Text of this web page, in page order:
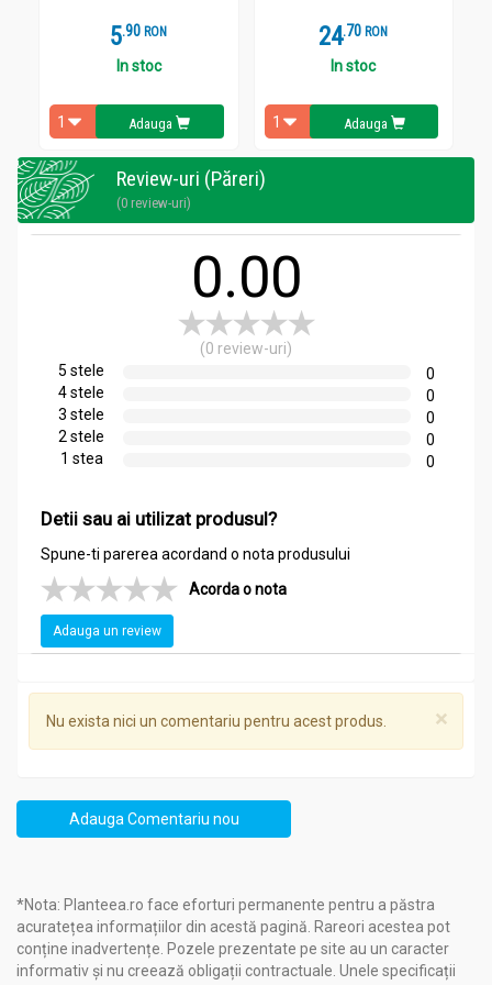
5.9 RON
In stoc
Adauga
24.7 RON
In stoc
Adauga
Review-uri (Păreri)
(0 review-uri)
0.00
(0 review-uri)
5 stele
0
4 stele
0
3 stele
0
2 stele
0
1 stea
0
Detii sau ai utilizat produsul?
Spune-ti parerea acordand o nota produsului
Acorda o nota
Adauga un review
×
Nu exista nici un comentariu pentru acest produs.
Adauga Comentariu nou
*Nota: Planteea.ro face eforturi permanente pentru a păstra
acuratețea informațiilor din acestă pagină. Rareori acestea pot
conține inadvertențe. Pozele prezentate pe site au un caracter
informativ și nu creează obligații contractuale. Unele specificații